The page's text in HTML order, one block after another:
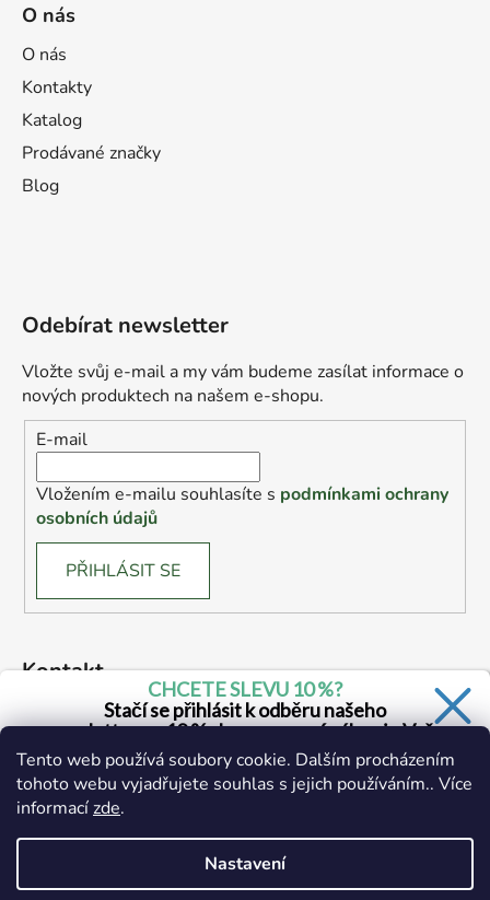
Tento web používá soubory cookie. Dalším procházením
tohoto webu vyjadřujete souhlas s jejich používáním.. Více
informacízde.
Nastavení
O nás
O nás
Kontakty
Katalog
Prodávané značky
Blog
Odebírat newsletter
Vložte svůj e-mail a my vám budeme zasílat informace o
nových produktech na našem e-shopu.
E-mail
Vložením e-mailu souhlasíte s podmínkami ochrany
osobních údajů
PŘIHLÁSIT SE
Kontakt
marketing@drogerie.cz
+420 734 671 390 (všední dny 6:00 - 14:30)
CHCETE SLEVU 10 %?
Stačí se přihlásit k odběru našeho
newsletteru a 10 % sleva na první nákup je Vaše.
Zásady zpracování osobních údajů